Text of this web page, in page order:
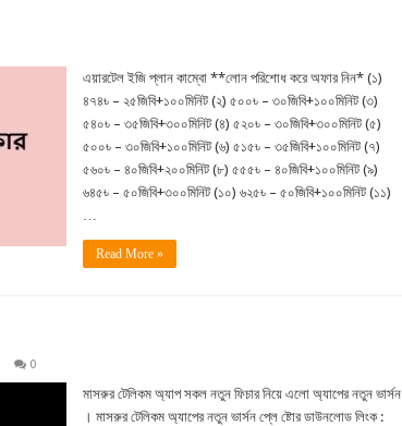
এয়ারটেল ইজি প্লান কাম্বো **লোন পরিশোধ করে অফার নিন* (১)
৪৭৪৳ – ২৫জিবি+১০০মিনিট (২) ৫০০৳ – ৩০জিবি+১০০মিনিট (৩)
৫৪০৳ – ৩৫জিবি+৩০০মিনিট (৪) ৫২০৳ – ৩০জিবি+৩০০মিনিট (৫)
৫০০৳ – ৩০জিবি+১০০মিনিট (৬) ৫১৫৳ – ৩৫জিবি+১০০মিনিট (৭)
৫৬০৳ – ৪০জিবি+২০০মিনিট (৮) ৫৫৫৳ – ৪০জিবি+১০০মিনিট (৯)
৬৪৫৳ – ৫০জিবি+৩০০মিনিট (১০) ৬২৫৳ – ৫০জিবি+১০০মিনিট (১১)
…
Read More »
0
মাসরুর টেলিকম অ্যাপ সকল নতুন ফিচার নিয়ে এলো অ্যাপের নতুন ভার্সন
। মাসরুর টেলিকম অ্যাপের নতুন ভার্সন প্লে ষ্টোর ডাউনলোড লিংক :